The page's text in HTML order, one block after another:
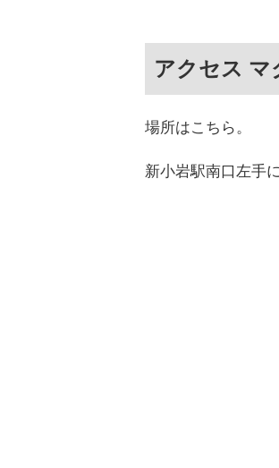
アクセス マ
場所はこちら。
新小岩駅南口左手